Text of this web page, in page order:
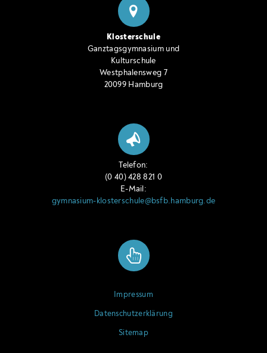
Klosterschule
Ganztagsgymnasium und
Kulturschule
Westphalensweg 7
20099 Hamburg
Telefon:
(0 40) 428 821 0
E-Mail:
gymnasium-klosterschule@bsfb.hamburg.de
Impressum
Datenschutzerklärung
Sitemap